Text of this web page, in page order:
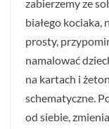
zabierzemy ze
białego
prosty,
namalować
na kartach i
schematyczne.
od siebie,